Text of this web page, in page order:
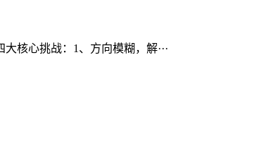
核心挑战：1、方向模糊，解···